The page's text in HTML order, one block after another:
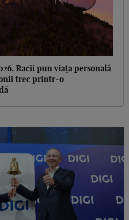
Racii pun viața personală
trec printr-o